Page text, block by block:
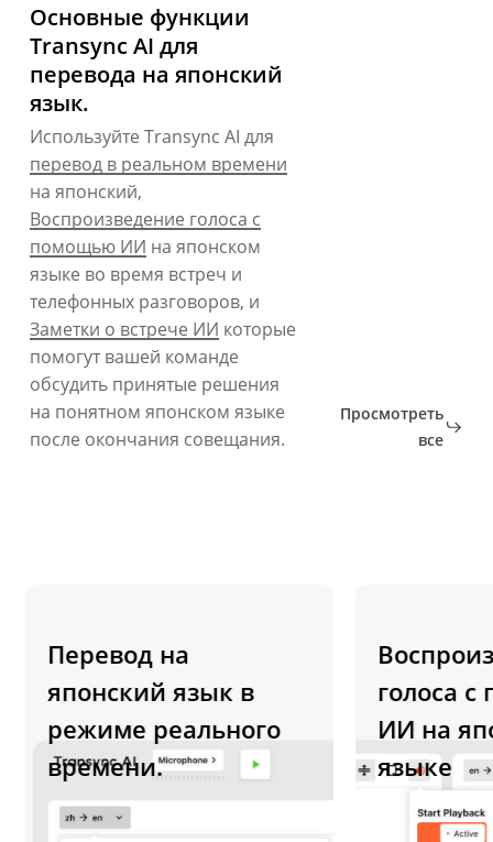
Основные функции
Transync AI для
перевода на японский
язык.
Используйте Transync AI для
перевод в реальном времени
на японский,
Воспроизведение голоса с
помощью ИИ на японском
языке во время встреч и
телефонных разговоров, и
Заметки о встрече ИИ которые
помогут вашей команде
обсудить принятые решения
на понятном японском языке
после окончания совещания.
Просмотреть
все
Перевод на
японский язык в
режиме реального
времени.
голоса с
ИИ на
языке